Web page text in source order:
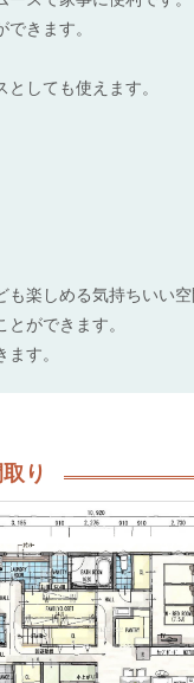
きます。
しても使えます。
も楽しめる気持ちいい
ができます。
す。
り